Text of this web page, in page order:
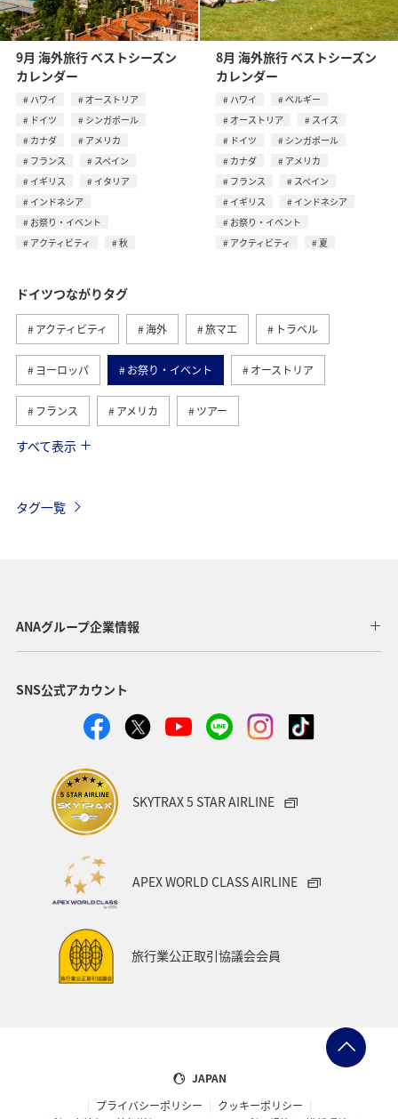
9月 海外旅行 ベストシーズン
カレンダー
ハワイ
オーストリア
ドイツ
シンガポール
カナダ
アメリカ
フランス
スペイン
イギリス
イタリア
インドネシア
お祭り・イベント
アクティビティ
秋
8月 海外旅行 ベストシーズン
カレンダー
ハワイ
ベルギー
オーストリア
スイス
ドイツ
シンガポール
カナダ
アメリカ
フランス
スペイン
イギリス
インドネシア
お祭り・イベント
アクティビティ
夏
ドイツつながりタグ
アクティビティ 海外 旅マエ トラベル
ヨーロッパ お祭り・イベント オーストリア
フランス アメリカ ツアー
旅ナカ
アメリカ・カナダ・中南米 東アジア 韓国
歴史・文化・芸術
スウェーデン ミュンヘン クリスマス
すべて表示
タグ一覧
ANAグループ企業情報
SNS公式アカウント
SKYTRAX 5 STAR AIRLINE
APEX WORLD CLASS AIRLINE
旅行業公正取引協議会会員
JAPAN
プライバシーポリシー
クッキーポリシー